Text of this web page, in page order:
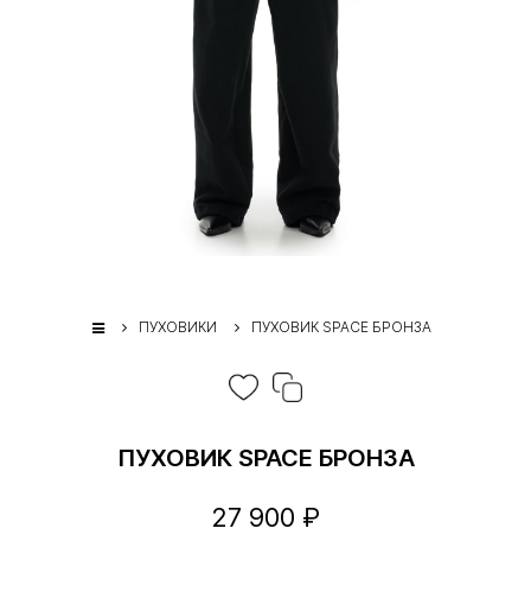
ПУХОВИКИ ПУХОВИК SPACE БРОНЗА
ПУХОВИК SPACE БРОНЗА
27 900 ₽